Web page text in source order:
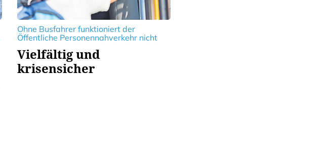
Ohne Busfahrer funktioniert der
Öffentliche Personennahverkehr nicht
Vielfältig und
krisensicher